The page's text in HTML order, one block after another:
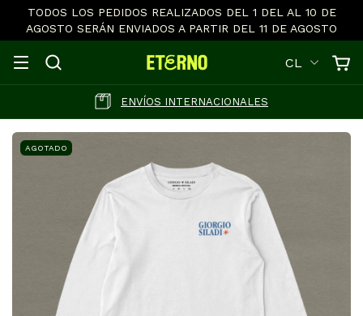
TODOS LOS PEDIDOS REALIZADOS DEL 1 DEL AL 10 DE
AGOSTO SERÁN ENVIADOS A PARTIR DEL 11 DE AGOSTO
CL
ENVÍOS INTERNACIONALES
AGOTADO